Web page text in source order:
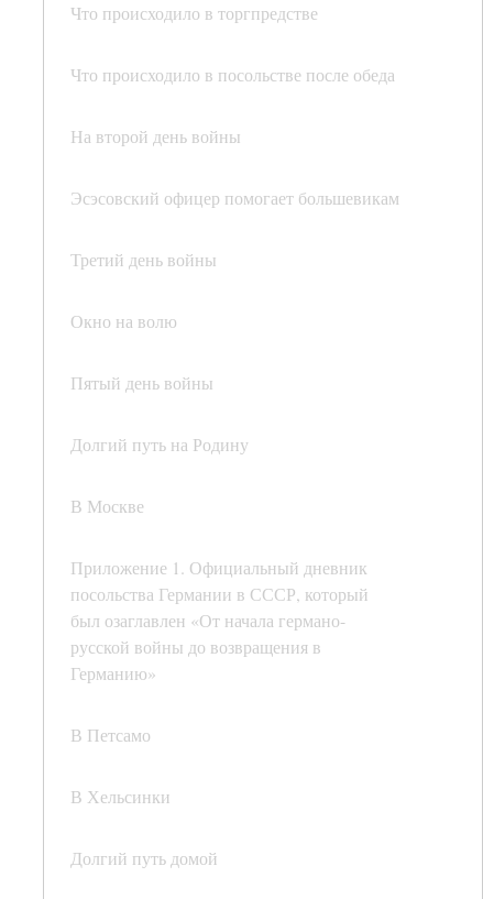
Что происходило в торгпредстве
Что происходило в посольстве после обеда
На второй день войны
Эсэсовский офицер помогает большевикам
Третий день войны
Окно на волю
Пятый день войны
Долгий путь на Родину
В Москве
Приложение 1. Официальный дневник
посольства Германии в СССР, который
был озаглавлен «От начала германо-
русской войны до возвращения в
Германию»
В Петсамо
В Хельсинки
Долгий путь домой